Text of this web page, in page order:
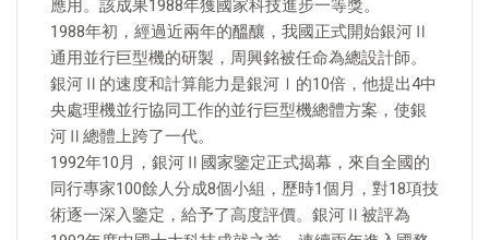
應用。該成果1988年獲國家科技進步一等獎。
1988年初，經過近兩年的醞釀，我國正式開始銀河Ⅱ
通用並行巨型機的研製，周興銘被任命為總設計師。
銀河Ⅱ的速度和計算能力是銀河Ⅰ的10倍，他提出4中
央處理機並行協同工作的並行巨型機總體方案，使銀
河Ⅱ總體上跨了一代。
1992年10月，銀河Ⅱ國家鑒定正式揭幕，來自全國的
同行專家100餘人分成8個小組，歷時1個月，對18項技
術逐一深入鑒定，給予了高度評價。銀河Ⅱ被評為